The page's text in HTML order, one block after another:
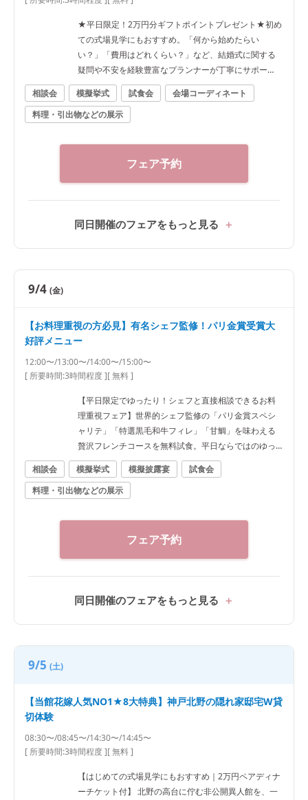
★平日限定！2万円分ギフトポイントプレゼント★初め
ての式場見学にもおすすめ。「何から始めたらい
い？」「費用はどれくらい？」など、結婚式に関する
疑問や不安を経験豊富なプランナーが丁寧にサポー
ト。平日ならではの落ち着いた雰囲気の中、会場をゆ
ったりご見学いただけます。 ■ピックアップフェア内
容 ・結婚式1stステップ相談会 結婚式準備の進め方や
心してご参加いただける相談会です。 ・平日限定 ゆっ
たり会場見学 非公開異人館やチャペル、披露宴会場を
パリの鯛の鱗焼き」「とろける特選黒毛和牛フィレ」
ご体感いただけます。 ・本番直前コーディネート見学
相談会 模擬挙式 試食会
会場コーディネート
料理・引出物などの展示
フェア予約
同日開催のフェアをもっと見る
9/4 (金)
【お料理重視の方必見】有名シェフ監修！パリ金賞受賞大
好評メニュー
12:00〜/13:00〜/14:00〜/15:00〜
[ 所要時間:3時間程度][ 無料 ]
【平日限定でゆったり！シェフと直接相談できるお料
理重視フェア】世界的シェフ監修の「パリ金賞スペシ
ャリテ」「特選黒毛和牛フィレ」「甘鯛」を味わえる
贅沢フレンチコースを無料試食。平日ならではのゆっ
たりとした見学と、シェフへ直接相談できる人気フェ
アです。さらに平日限定の料理10万円分特典をご用意
しております。 ■ピックアップフェア内容 ・2万円相
「パリパリの鯛の鱗焼き」「とろける特選黒毛和牛フ
ィレ」「パティシエ特製スイーツ」をご試食。口コミ
直接ご相談いただけます。お料理でおもてなしを大切
り会場見学 平日ならではの落ち着いた雰囲気の中、非
理を重視した結婚式をご希望のおふたりへ最適なご提
相談会 模擬挙式 模擬披露宴
試食会
料理・引出物などの展示
フェア予約
同日開催のフェアをもっと見る
9/5 (土)
【当館花嫁人気NO1★8大特典】神戸北野の隠れ家邸宅W貸
切体験
08:30〜/08:45〜/14:30〜/14:45〜
[ 所要時間:3時間程度][ 無料 ]
【はじめての式場見学にもおすすめ｜2万円ペアディナ
ーチケット付】 北野の高台に佇む非公開異人館を、一